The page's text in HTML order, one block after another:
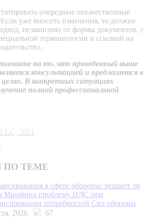
очередные некачественные
уже вносить изменения, то должен
независимо от формы документов, с
терминологии и ссылкой на
на то, что приведенный выше
консультацией и предлагается в
В конкретных ситуациях
полной профессиональной
2021
ПО ТЕМЕ
в сфере обороны: решают ли
Минфина проблему НДС при
потребностей Сил обороны
2026
67